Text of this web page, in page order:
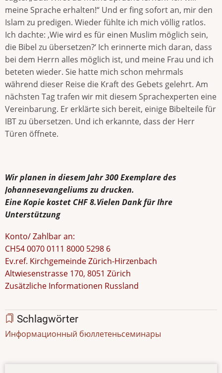
meine Sprache erhalten!“ Und er fing sofort an, mir den
Islam zu predigen. Wieder fühlte ich mich völlig ratlos.
Ich dachte: ‚Wie wird es für einen Muslim möglich sein,
die Bibel zu übersetzen?‘ Ich erinnerte mich daran, dass
bei dem Herrn alles möglich ist, und meine Frau und ich
beteten wieder. Sie hatte mich schon mehrmals
während dieser Reise die Kraft des Gebets gelehrt. Am
nächsten Tag trafen wir mit diesem Sprachexperten eine
Vereinbarung. Er erklärte sich bereit, einige Bibelteile für
IBT zu übersetzen. Und ich erkannte, dass der Herr
Türen öffnete.
Wir planen in diesem Jahr 300 Exemplare des
Johannesevangeliums zu drucken.
Eine Kopie kostet CHF 8.Vielen Dank für Ihre
Unterstützung
Konto/ Zahlbar an:
CH54 0070 0111 8000 5298 6
Ev.ref. Kirchgemeinde Zürich-Hirzenbach
Altwiesenstrasse 170, 8051 Zürich
Zusätzliche Informationen Russland
Schlagwörter
Информационный бюллетеньсеминары